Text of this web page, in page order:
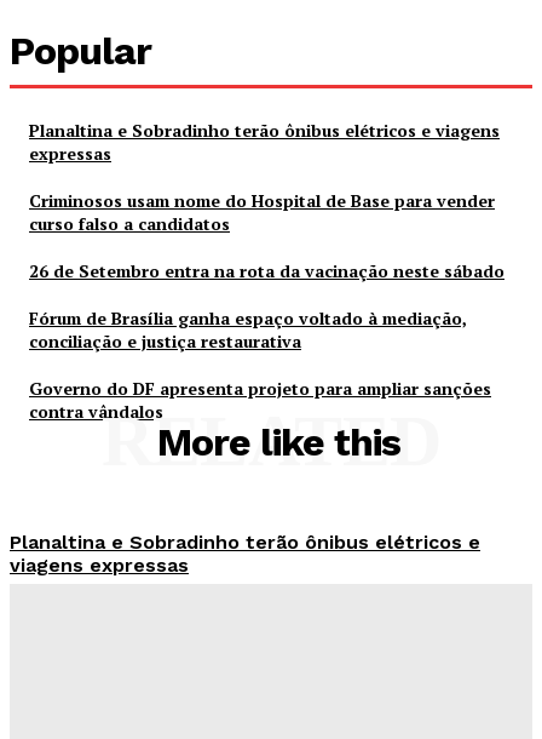
Popular
Planaltina e Sobradinho terão ônibus elétricos e viagens
expressas
Criminosos usam nome do Hospital de Base para vender
curso falso a candidatos
26 de Setembro entra na rota da vacinação neste sábado
Fórum de Brasília ganha espaço voltado à mediação,
conciliação e justiça restaurativa
Governo do DF apresenta projeto para ampliar sanções
contra vândalos
More like this
RELATED
Planaltina e Sobradinho terão ônibus elétricos e
viagens expressas